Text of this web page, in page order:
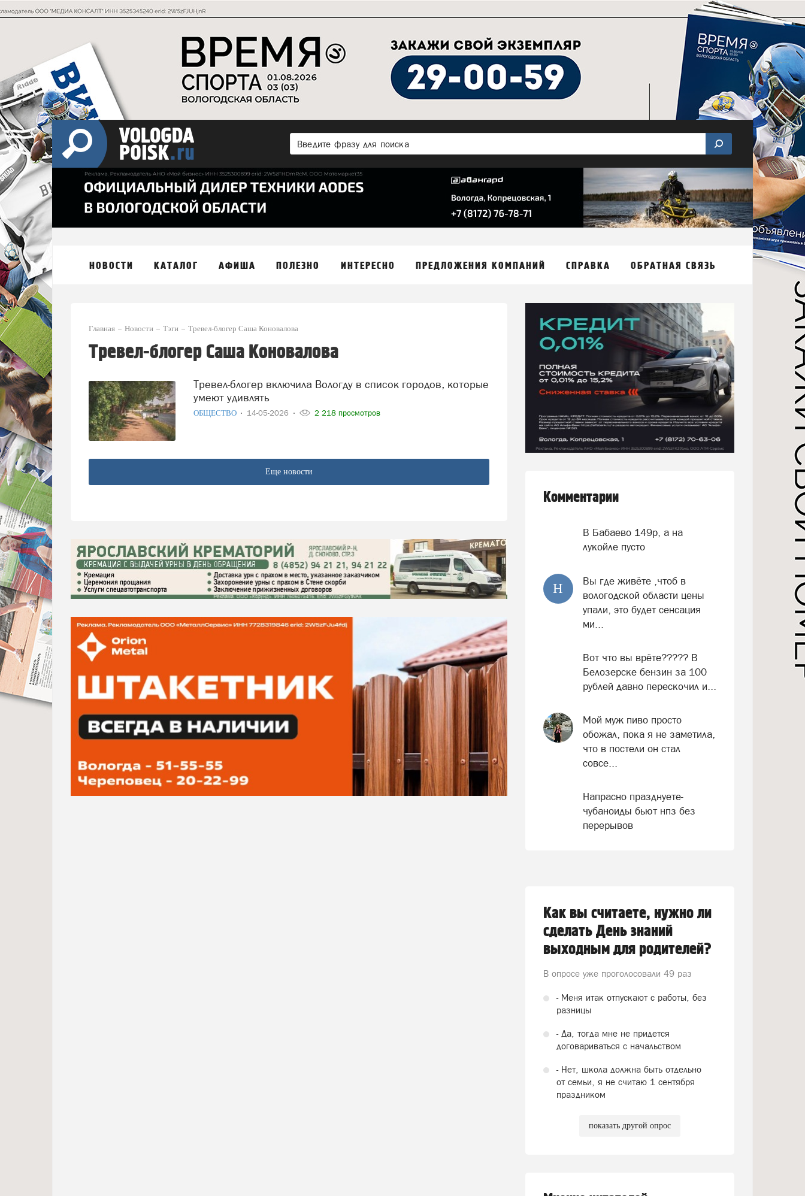
НОВОСТИ КАТАЛОГ АФИША ПОЛЕЗНО ИНТЕРЕСНО ПРЕДЛОЖЕНИЯ КОМПАНИЙ СПРАВКА ОБРАТНАЯ СВЯЗЬ
Главная Новости Тэги Тревел-блогер Саша Коновалова
Тревел-блогер Саша Коновалова
Тревел-блогер включила Вологду в список городов, которые
умеют удивлять
ОБЩЕСТВО 14-05-2026 2 218 просмотров
Еще новости
Комментарии
В Бабаево 149р, а на
лукойле пусто
Н
Вы где живёте ,чтоб в
вологодской области цены
упали, это будет сенсация
ми...
Вот что вы врёте????? В
Белозерске бензин за 100
рублей давно перескочил и...
Мой муж пиво просто
обожал, пока я не заметила,
что в постели он стал
совсе...
Напрасно празднуете-
чубаноиды бьют нпз без
перерывов
Как вы считаете, нужно ли
сделать День знаний
выходным для родителей?
В опросе уже проголосовали 49 раз
- Меня итак отпускают с работы, без
разницы
- Да, тогда мне не придется
договариваться с начальством
- Нет, школа должна быть отдельно
от семьи, я не считаю 1 сентября
праздником
показать другой опрос